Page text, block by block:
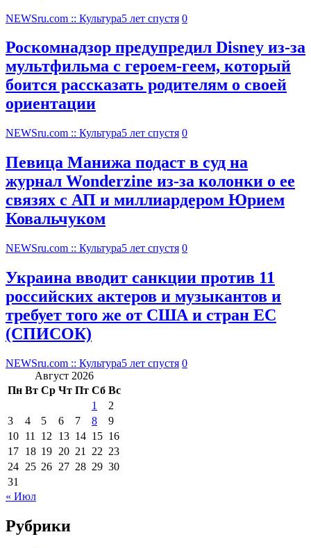
NEWSru.com :: Культура5 лет спустя 0
Роскомнадзор предупредил Disney из-за
мультфильма c героем-геем, который
боится рассказать родителям о своей
ориентации
NEWSru.com :: Культура5 лет спустя 0
Певица Манижа подаст в суд на
журнал Wonderzine из-за колонки о ее
связях с АП и миллиардером Юрием
Ковальчуком
NEWSru.com :: Культура5 лет спустя 0
Украина вводит санкции против 11
российских актеров и музыкантов и
требует того же от США и стран ЕС
(СПИСОК)
NEWSru.com :: Культура5 лет спустя 0
Август 2026
Пн Вт Ср Чт Пт Сб Вс
1
2
3
4 5 6 7 8
9
10 11 12 13 14 15 16
17 18 19 20 21 22 23
24 25 26 27 28 29 30
31
« Июл
Рубрики